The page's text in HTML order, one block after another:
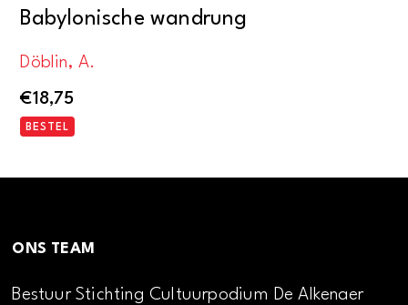
Babylonische wandrung
Döblin, A.
€18,75
BESTEL
ONS TEAM
Bestuur Stichting Cultuurpodium De Alkenaer